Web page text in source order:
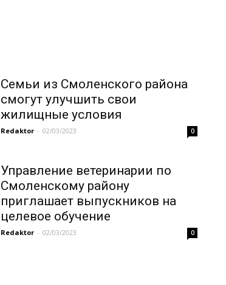
Семьи из Смоленского района
смогут улучшить свои
жилищные условия
Redaktor - 02/03/2023 0
Управление ветеринарии по
Смоленскому району
приглашает выпускников на
целевое обучение
Redaktor - 02/03/2023 0